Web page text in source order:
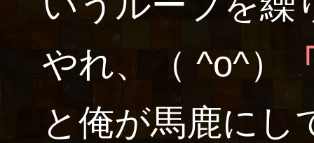
やれ、（ ^o^）
と俺が馬鹿にし